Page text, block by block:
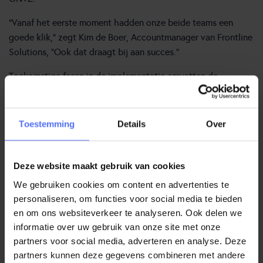
Toestemming Details Over
Deze website maakt gebruik van cookies
We gebruiken cookies om content en advertenties te
personaliseren, om functies voor social media te bieden
en om ons websiteverkeer te analyseren. Ook delen we
informatie over uw gebruik van onze site met onze
partners voor social media, adverteren en analyse. Deze
partners kunnen deze gegevens combineren met andere
“Vanaf het eerste moment hadden onze beide teams een
goede klik,” zegt Kim de Boer, Accountmanager van Frontline
Solutions, “Ook dat draagt bij aan succes.”
Toekomstige fasen in de implementatie omvatten de
mogelijke vervanging van de bestaande WFM-oplossing door
Oracle Service Cloud naar Genesys Cloud CX, met Genesys
Over ONVZ
ONVZ is een vereniging zonder winstoogmerk en biedt
verzekerden een Eersteklas Zorgverzekering met uitstekende
persoonlijke service, ruime dekkingen en optimale
keuzevrijheid.